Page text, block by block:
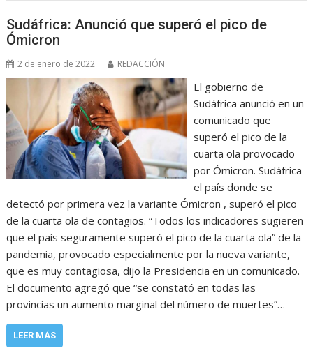
Sudáfrica: Anunció que superó el pico de
Ómicron
2 de enero de 2022 REDACCIÓN
El gobierno de
Sudáfrica anunció en un
comunicado que
superó el pico de la
cuarta ola provocado
por Ómicron. Sudáfrica
el país donde se
detectó por primera vez la variante Ómicron , superó el pico
de la cuarta ola de contagios. “Todos los indicadores sugieren
que el país seguramente superó el pico de la cuarta ola” de la
pandemia, provocado especialmente por la nueva variante,
que es muy contagiosa, dijo la Presidencia en un comunicado.
El documento agregó que “se constató en todas las
provincias un aumento marginal del número de muertes”…
LEER MÁS